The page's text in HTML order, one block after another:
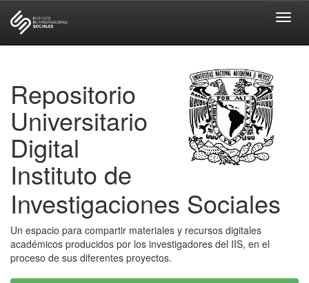
Repositorio
Universitario
Digital
Instituto de
Investigaciones Sociales
Un espacio para compartir materiales y recursos digitales
académicos producidos por los investigadores del IIS, en el
proceso de sus diferentes proyectos.